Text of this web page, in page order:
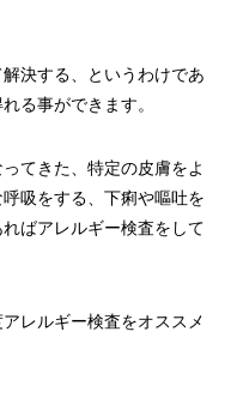
決する、というわけであ
る事ができます。
てきた、特定の皮膚をよ
吸をする、下痢や嘔吐を
ばアレルギー検査をして
レルギー検査をオススメ